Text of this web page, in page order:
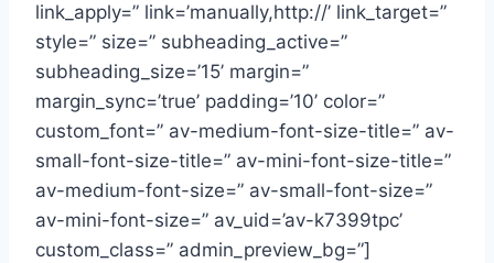
link_apply=” link=’manually,http://’ link_target=”
style=” size=” subheading_active=”
subheading_size=’15’ margin=”
margin_sync=’true’ padding=’10’ color=”
custom_font=” av-medium-font-size-title=” av-
small-font-size-title=” av-mini-font-size-title=”
av-medium-font-size=” av-small-font-size=”
av-mini-font-size=” av_uid=’av-k7399tpc’
custom_class=” admin_preview_bg=”]